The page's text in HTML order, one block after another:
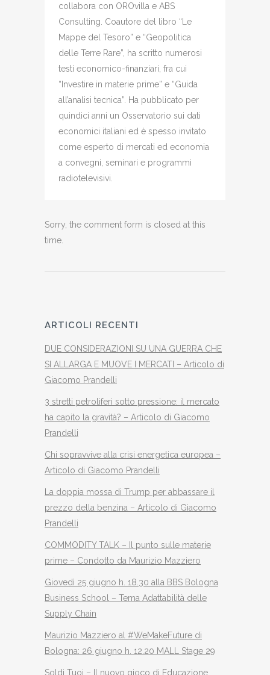
collabora con OROvilla e ABS
Consulting. Coautore del libro “Le
Mappe del Tesoro” e “Geopolitica
delle Terre Rare”, ha scritto numerosi
testi economico-finanziari, fra cui
“Investire in materie prime” e “Guida
all’analisi tecnica”. Ha pubblicato per
quindici anni un Osservatorio sui dati
economici italiani ed è spesso invitato
come esperto di mercati ed economia
a convegni, seminari e programmi
radiotelevisivi.
Sorry, the comment form is closed at this
time.
ARTICOLI RECENTI
DUE CONSIDERAZIONI SU UNA GUERRA CHE
SI ALLARGA E MUOVE I MERCATI – Articolo di
Giacomo Prandelli
3 stretti petroliferi sotto pressione: il mercato
ha capito la gravità? – Articolo di Giacomo
Prandelli
Chi sopravvive alla crisi energetica europea –
Articolo di Giacomo Prandelli
La doppia mossa di Trump per abbassare il
prezzo della benzina – Articolo di Giacomo
Prandelli
COMMODITY TALK – Il punto sulle materie
prime – Condotto da Maurizio Mazziero
Giovedì 25 giugno h. 18.30 alla BBS Bologna
Business School – Tema Adattabilità delle
Supply Chain
Maurizio Mazziero al #WeMakeFuture di
Bologna: 26 giugno h. 12.20 MALL Stage 29
Soldi Tuoi – Il nuovo gioco di Educazione